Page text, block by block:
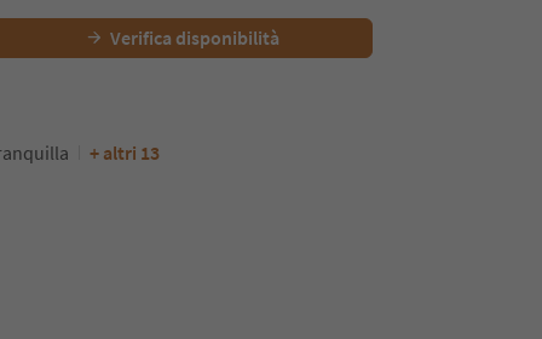
Verifica disponibilità
+ altri 13